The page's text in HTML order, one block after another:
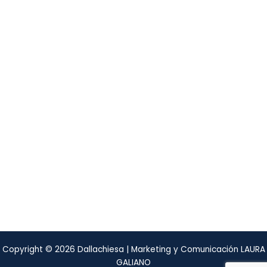
Copyright © 2026 Dallachiesa | Marketing y Comunicación LAURA
GALIANO